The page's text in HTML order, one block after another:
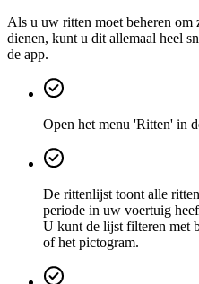
Als u uw ritten moet beheren
dienen, kunt u dit allemaal heel
de app.
Open het menu 'Ritten' in
De rittenlijst toont alle
periode in uw voertuig
U kunt de lijst filteren met
of het pictogram.